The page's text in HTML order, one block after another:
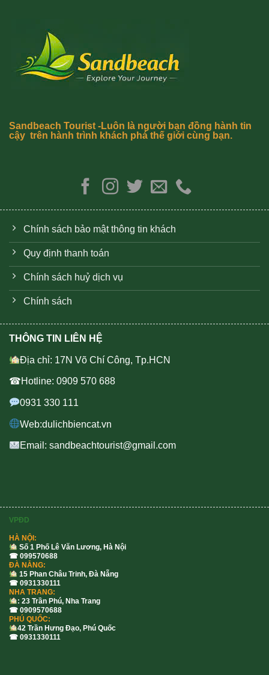
Sandbeach Tourist -Luôn là người bạn đồng hành tin
cậy trên hành trình khách phá thế giới cùng bạn.
Chính sách bảo mật thông tin khách
Quy định thanh toán
Chính sách huỷ dịch vụ
Chính sách
THÔNG TIN LIÊN HỆ
Địa chỉ: 17N Võ Chí Công, Tp.HCN
☎Hotline: 0909 570 688
0931 330 111
Web:dulichbiencat.vn
Email: sandbeachtourist@gmail.com
VPĐD
HÀ NỘI:
Số 1 Phố Lê Văn Lương, Hà Nội
☎ 099570688
ĐÀ NẴNG:
15 Phan Châu Trinh, Đà Nẵng
☎ 0931330111
NHA TRANG:
: 23 Trần Phú, Nha Trang
☎ 0909570688
PHÚ QUỐC:
42 Trần Hưng Đạo, Phú Quốc
☎ 0931330111